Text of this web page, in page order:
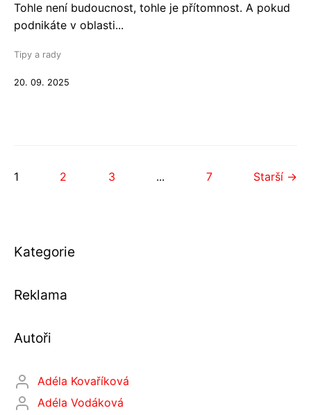
Tohle není budoucnost, tohle je přítomnost. A pokud
podnikáte v oblasti...
Tipy a rady
20. 09. 2025
1 2 3 ... 7 Starší →
Kategorie
Reklama
Autoři
Adéla Kovaříková
Adéla Vodáková